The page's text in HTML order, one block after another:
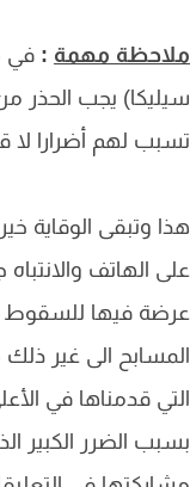
مهمة:في ما
يجب الحذر من
لهم أضرارا لا قدر
وتبقى الوقاية
الهاتف والانتباه
فيها للسقوط في
الى غير ذلك من
قدمناها في
الضرر الكبير